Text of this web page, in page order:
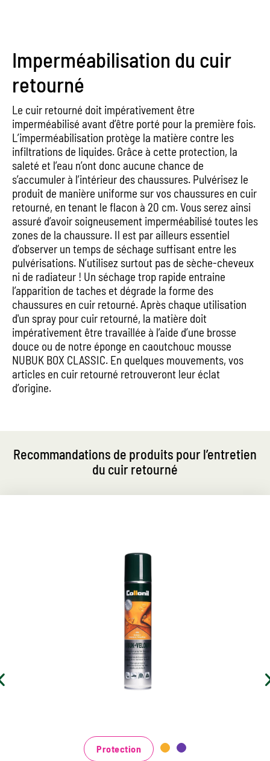
Imperméabilisation du cuir
retourné
Le cuir retourné doit impérativement être
imperméabilisé avant d’être porté pour la première fois.
L’imperméabilisation protège la matière contre les
infiltrations de liquides. Grâce à cette protection, la
saleté et l’eau n’ont donc aucune chance de
s’accumuler à l’intérieur des chaussures. Pulvérisez le
produit de manière uniforme sur vos chaussures en cuir
retourné, en tenant le flacon à 20 cm. Vous serez ainsi
assuré d’avoir soigneusement imperméabilisé toutes les
zones de la chaussure. Il est par ailleurs essentiel
d’observer un temps de séchage suffisant entre les
pulvérisations. N’utilisez surtout pas de sèche-cheveux
ni de radiateur ! Un séchage trop rapide entraine
l’apparition de taches et dégrade la forme des
chaussures en cuir retourné. Après chaque utilisation
d'un spray pour cuir retourné, la matière doit
impérativement être travaillée à l’aide d’une brosse
douce ou de notre éponge en caoutchouc mousse
NUBUK BOX CLASSIC. En quelques mouvements, vos
articles en cuir retourné retrouveront leur éclat
d’origine.
Recommandations de produits pour l’entretien
du cuir retourné
Spray de soin pour cheveux
colorés
Entretient le cuir suédé, le cuir velours et le nubuck
Ce spray incolore offre en outre une protection
Protection